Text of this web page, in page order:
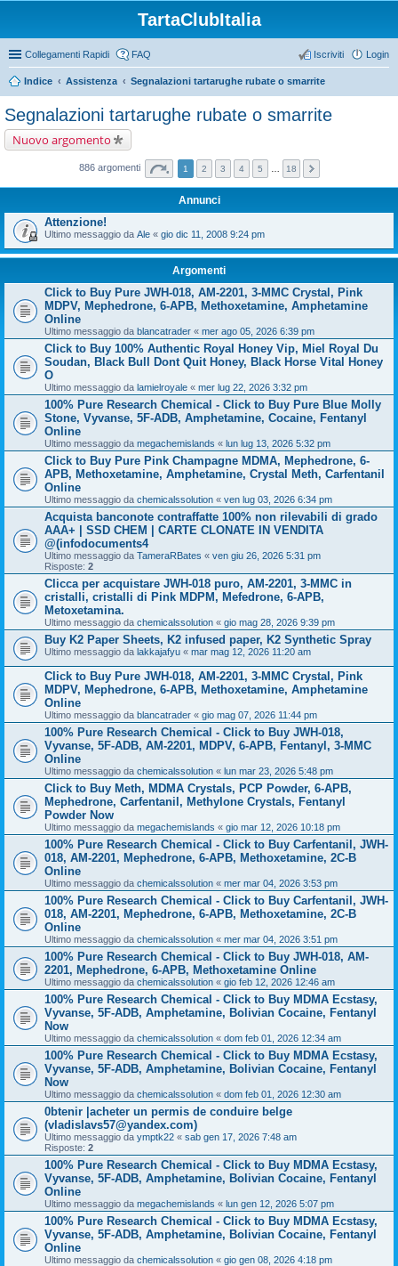
TartaClubItalia
Collegamenti Rapidi FAQ Login
Iscriviti
Indice Assistenza Segnalazioni tartarughe rubate o smarrite
Segnalazioni tartarughe rubate o smarrite
Nuovo argomento
886 argomenti 1 2 3 4 5 18
Annunci
Attenzione!
Ultimo messaggio da Ale « gio dic 11, 2008 9:24 pm
Argomenti
Click to Buy Pure JWH-018, AM-2201, 3-MMC Crystal, Pink
MDPV, Mephedrone, 6-APB, Methoxetamine, Amphetamine
Online
Ultimo messaggio da blancatrader « mer ago 05, 2026 6:39 pm
Click to Buy 100% Authentic Royal Honey Vip, Miel Royal Du
Soudan, Black Bull Dont Quit Honey, Black Horse Vital Honey
O
Ultimo messaggio da lamielroyale « mer lug 22, 2026 3:32 pm
100% Pure Research Chemical - Click to Buy Pure Blue Molly
Stone, Vyvanse, 5F-ADB, Amphetamine, Cocaine, Fentanyl
Online
Ultimo messaggio da megachemislands « lun lug 13, 2026 5:32 pm
Click to Buy Pure Pink Champagne MDMA, Mephedrone, 6-
APB, Methoxetamine, Amphetamine, Crystal Meth, Carfentanil
Online
Ultimo messaggio da chemicalssolution « ven lug 03, 2026 6:34 pm
Acquista banconote contraffatte 100% non rilevabili di grado
AAA+ | SSD CHEM | CARTE CLONATE IN VENDITA
@(infodocuments4
Ultimo messaggio da TameraRBates « ven giu 26, 2026 5:31 pm
Risposte: 2
Clicca per acquistare JWH-018 puro, AM-2201, 3-MMC in
cristalli, cristalli di Pink MDPM, Mefedrone, 6-APB,
Metoxetamina.
Ultimo messaggio da chemicalssolution « gio mag 28, 2026 9:39 pm
Buy K2 Paper Sheets, K2 infused paper, K2 Synthetic Spray
Ultimo messaggio da lakkajafyu « mar mag 12, 2026 11:20 am
Click to Buy Pure JWH-018, AM-2201, 3-MMC Crystal, Pink
MDPV, Mephedrone, 6-APB, Methoxetamine, Amphetamine
Online
Ultimo messaggio da blancatrader « gio mag 07, 2026 11:44 pm
100% Pure Research Chemical - Click to Buy JWH-018,
Vyvanse, 5F-ADB, AM-2201, MDPV, 6-APB, Fentanyl, 3-MMC
Online
Ultimo messaggio da chemicalssolution « lun mar 23, 2026 5:48 pm
Click to Buy Meth, MDMA Crystals, PCP Powder, 6-APB,
Mephedrone, Carfentanil, Methylone Crystals, Fentanyl
Powder Now
Ultimo messaggio da megachemislands « gio mar 12, 2026 10:18 pm
100% Pure Research Chemical - Click to Buy Carfentanil, JWH-
018, AM-2201, Mephedrone, 6-APB, Methoxetamine, 2C-B
Online
Ultimo messaggio da chemicalssolution « mer mar 04, 2026 3:53 pm
100% Pure Research Chemical - Click to Buy Carfentanil, JWH-
018, AM-2201, Mephedrone, 6-APB, Methoxetamine, 2C-B
Online
Ultimo messaggio da chemicalssolution « mer mar 04, 2026 3:51 pm
100% Pure Research Chemical - Click to Buy JWH-018, AM-
2201, Mephedrone, 6-APB, Methoxetamine Online
Ultimo messaggio da chemicalssolution « gio feb 12, 2026 12:46 am
100% Pure Research Chemical - Click to Buy MDMA Ecstasy,
Vyvanse, 5F-ADB, Amphetamine, Bolivian Cocaine, Fentanyl
Now
Ultimo messaggio da chemicalssolution « dom feb 01, 2026 12:34 am
100% Pure Research Chemical - Click to Buy MDMA Ecstasy,
Vyvanse, 5F-ADB, Amphetamine, Bolivian Cocaine, Fentanyl
Now
Ultimo messaggio da chemicalssolution « dom feb 01, 2026 12:30 am
0btenir |acheter un permis de conduire belge
(vladislavs57@yandex.com)
Ultimo messaggio da ymptk22 « sab gen 17, 2026 7:48 am
Risposte: 2
100% Pure Research Chemical - Click to Buy MDMA Ecstasy,
Vyvanse, 5F-ADB, Amphetamine, Bolivian Cocaine, Fentanyl
Online
Ultimo messaggio da megachemislands « lun gen 12, 2026 5:07 pm
100% Pure Research Chemical - Click to Buy MDMA Ecstasy,
Vyvanse, 5F-ADB, Amphetamine, Bolivian Cocaine, Fentanyl
Online
Ultimo messaggio da chemicalssolution « gio gen 08, 2026 4:18 pm